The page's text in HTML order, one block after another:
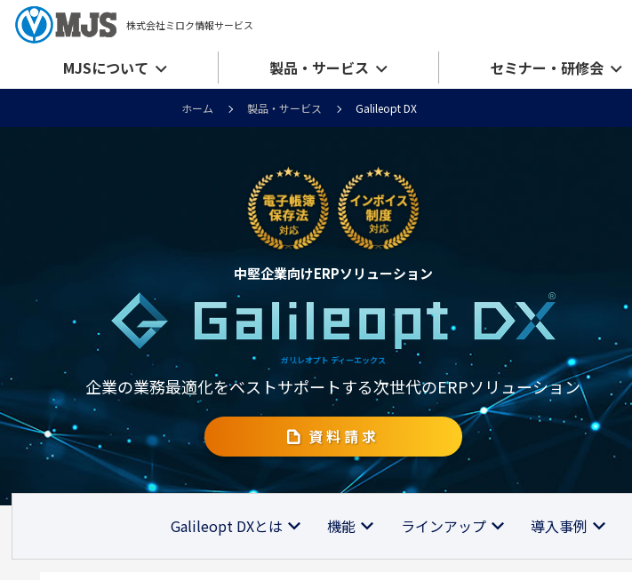
株式会社ミロク情報サービス
MJSについて 製品・サービス セミナー・研修会
ホーム 製品・サービス Galileopt DX
中堅企業向けERPソリューション
ガリレオプト ディーエックス
企業の業務最適化をベストサポートする次世代のERPソリューション
資料請求
Galileopt DXとは 機能 ラインアップ 導入事例